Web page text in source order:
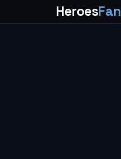
HeroesFan